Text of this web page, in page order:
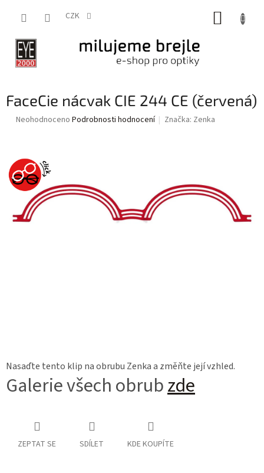
CZK
FaceCie nácvak CIE 244 CE (červená)
Průměrné
0,0
z
5
hvězdiček.
Neohodnoceno Podrobnosti hodnocení Značka: Zenka
Nasaďte tento klip na obrubu Zenka a změňte její vzhled.
Galerie všech obrubzde
ZEPTAT SE SDÍLET KDE KOUPÍTE